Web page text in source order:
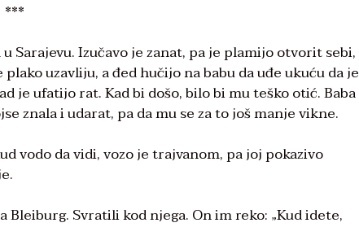
***
Sarajevu. Izučavo je zanat, pa je plamijo otvorit sebi,
uzavliju, a đed hučijo na babu da uđe ukuću da je
je ufatijo rat. Kad bi došo, bilo bi mu teško otić. Baba
znala i udarat, pa da mu se za to još manje vikne.
vodo da vidi, vozo je trajvanom, pa joj pokazivo
Svratili kod njega. On im reko: „Kud idete,